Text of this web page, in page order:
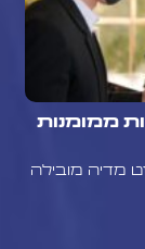
ממומנות
מדיה מובילה